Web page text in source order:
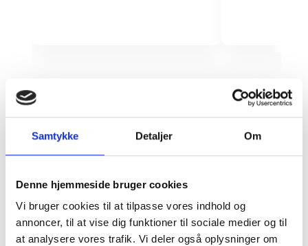
Samtykke Detaljer Om
Denne hjemmeside bruger cookies
Vi bruger cookies til at tilpasse vores indhold og
annoncer, til at vise dig funktioner til sociale medier og til
at analysere vores trafik. Vi deler også oplysninger om